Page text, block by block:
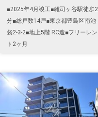
■2025年4月竣工■雑司ヶ谷駅徒歩2
分■総戸数14戸■東京都豊島区南池
袋2-3-2■地上5階 RC造■フリーレン
ト2ヶ月